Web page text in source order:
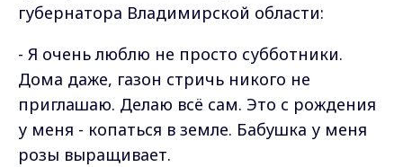
губернатора Владимирской области:
- Я очень люблю не просто субботники.
Дома даже, газон стричь никого не
приглашаю. Делаю всё сам. Это с рождения
у меня - копаться в земле. Бабушка у меня
розы выращивает.